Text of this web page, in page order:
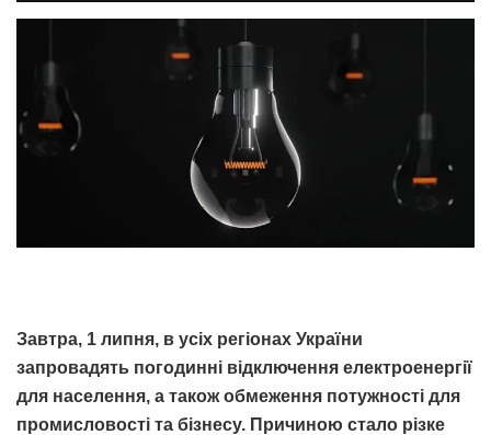
Завтра, 1 липня, в усіх регіонах України
запровадять погодинні відключення електроенергії
для населення, а також обмеження потужності для
промисловості та бізнесу. Причиною стало різке